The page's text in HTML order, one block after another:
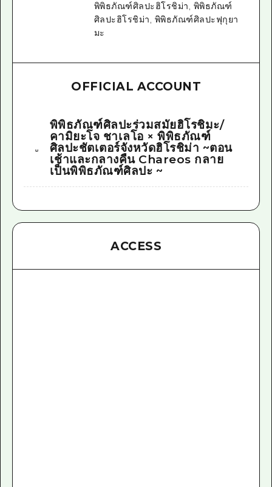
พิพิธภัณฑ์ศิลปะฮิโรชิม่า, พิพิธภัณฑ์
ศิลปะฮิโรชิม่า, พิพิธภัณฑ์ศิลปะฟุกุยา
มะ
OFFICIAL ACCOUNT
พิพิธภัณฑ์ศิลปะร่วมสมัยฮิโรชิมะ/
คามิยะโจ ชาเลโอ × พิพิธภัณฑ์
ศิลปะชัตเตอร์จังหวัดฮิโรชิม่า ~ตอน
เช้าและกลางคืน Chareos กลาย
เป็นพิพิธภัณฑ์ศิลปะ ~
ACCESS